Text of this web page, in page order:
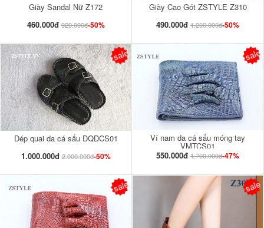
Giày Sandal Nữ Z172
460.000đ 920.000đ-50%
Giày Cao Gót ZSTYLE Z310
490.000đ 1.200.000đ-50%
Dép quai da cá sấu DQDCS01
1.000.000đ 2.000.000đ-50%
sale
Ví nam da cá sấu móng tay
VMTCS01
550.000đ 1.700.000đ-47%
sale
sale sale